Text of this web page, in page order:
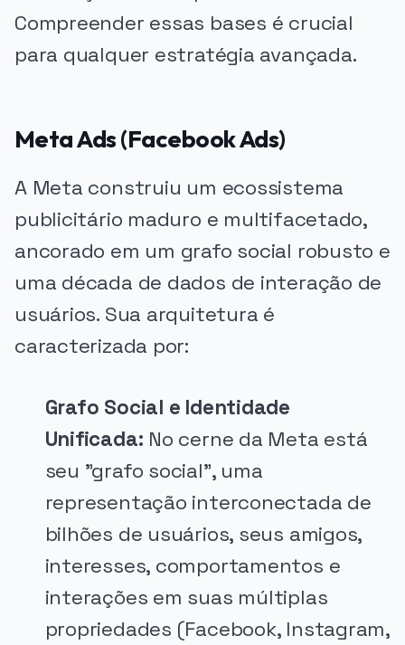
Compreender essas bases é crucial
para qualquer estratégia avançada.
Meta Ads (Facebook Ads)
A Meta construiu um ecossistema
publicitário maduro e multifacetado,
ancorado em um grafo social robusto e
uma década de dados de interação de
usuários. Sua arquitetura é
caracterizada por:
Grafo Social e Identidade
Unificada: No cerne da Meta está
seu "grafo social", uma
representação interconectada de
bilhões de usuários, seus amigos,
interesses, comportamentos e
interações em suas múltiplas
propriedades (Facebook, Instagram,